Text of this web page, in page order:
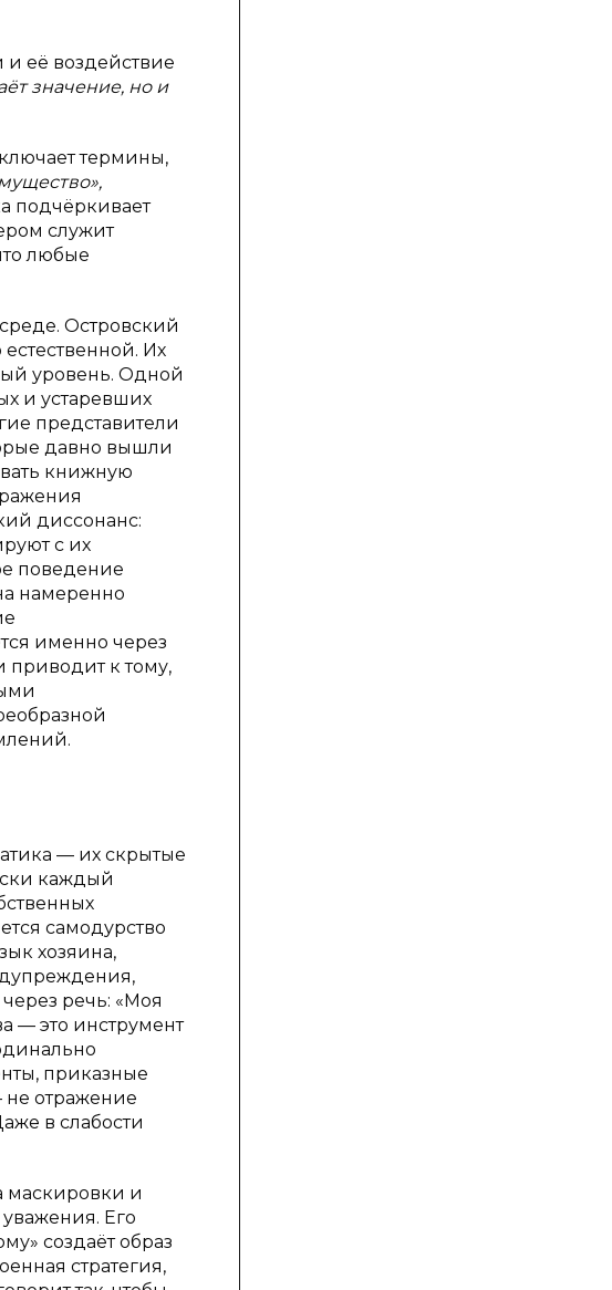
её воздействие
значение, но и
термины,
подчёркивает
служит
любые
Островский
Их
уровень. Одной
и устаревших
представители
давно вышли
книжную
диссонанс:
с их
поведение
намеренно
именно через
приводит к тому,
— их скрытые
каждый
самодурство
хозяина,
речь: «Моя
— это инструмент
приказные
отражение
в слабости
маскировки и
Его
создаёт образ
стратегия,